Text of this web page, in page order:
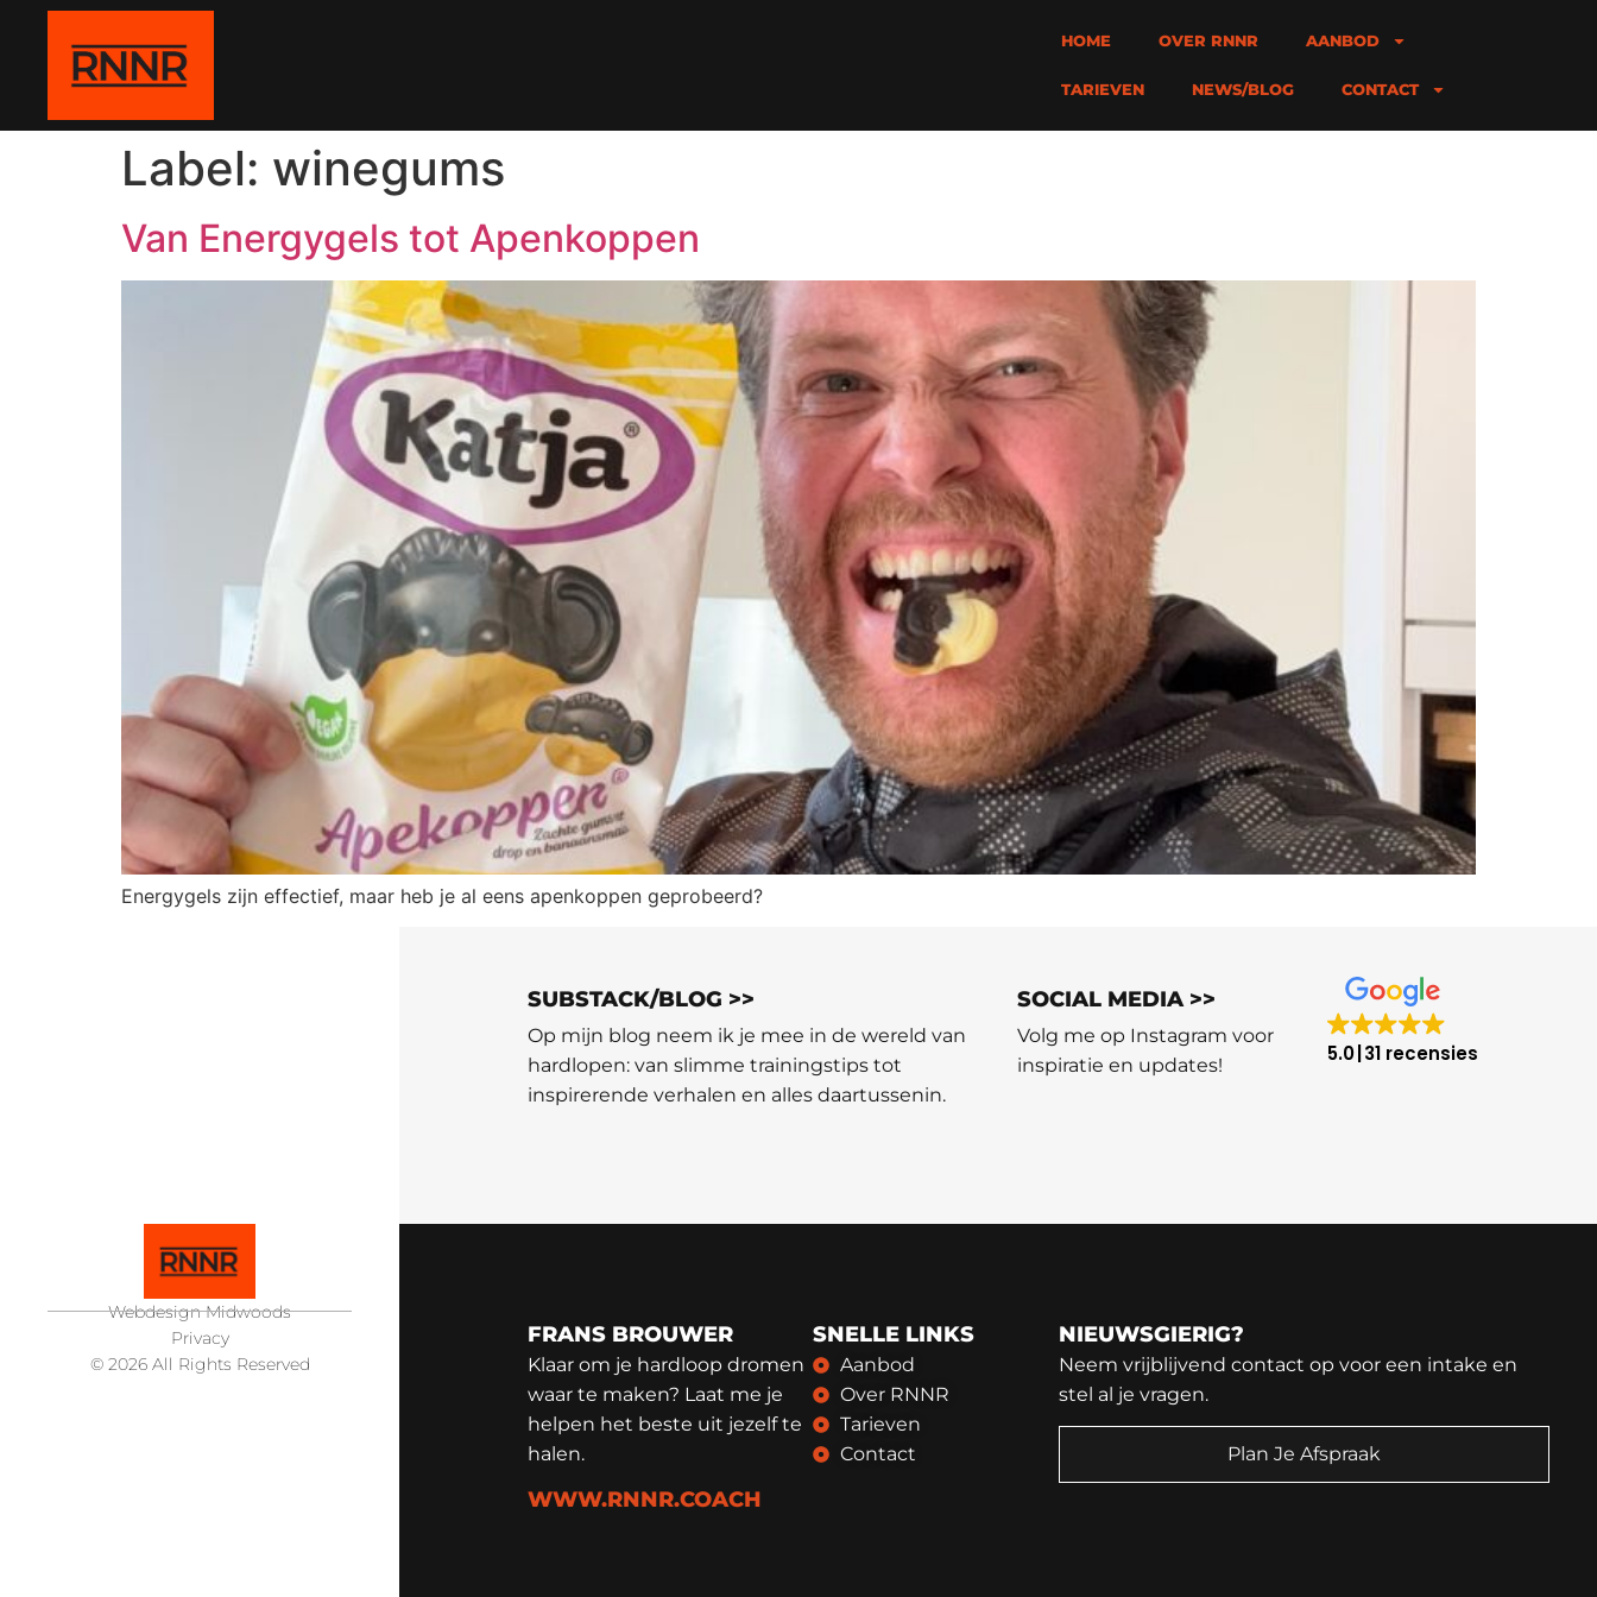
HOME OVER RNNR AANBOD
TARIEVEN NEWS/BLOG CONTACT
Label: winegums
Van Energygels tot Apenkoppen
Energygels zijn effectief, maar heb je al eens apenkoppen geprobeerd?
SUBSTACK/BLOG >>
Op mijn blog neem ik je mee in de wereld van
hardlopen: van slimme trainingstips tot
inspirerende verhalen en alles daartussenin.
SOCIAL MEDIA >>
Volg me op Instagram voor
inspiratie en updates!
5.0 31 recensies
Webdesign Midwoods
Privacy
© 2026 All Rights Reserved
FRANS BROUWER
Klaar om je hardloop dromen
waar te maken? Laat me je
helpen het beste uit jezelf te
halen.
WWW.RNNR.COACH
SNELLE LINKS
Aanbod
Over RNNR
Tarieven
Contact
NIEUWSGIERIG?
Neem vrijblijvend contact op voor een intake en
stel al je vragen.
Plan Je Afspraak